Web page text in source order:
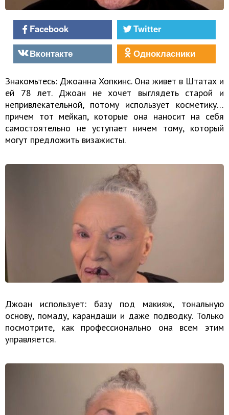
Facebook
Twitter
Вконтакте
Однокласники
Знакомьтесь: Джоанна Хопкинс. Она живет в Штатах и
ей 78 лет. Джоан не хочет выглядеть старой и
непривлекательной, потому использует косметику…
причем тот мейкап, которые она наносит на себя
самостоятельно не уступает ничем тому, который
могут предложить визажисты.
Джоан использует: базу под макияж, тональную
основу, помаду, карандаши и даже подводку. Только
посмотрите, как профессионально она всем этим
управляется.